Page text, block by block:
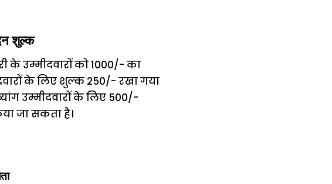
शुल्क
के उम्मीदवारों को ₹1000/- का
के लिए शुल्क ₹250/- रखा गया
उम्मीदवारों के लिए ₹500/-
जा सकता है।